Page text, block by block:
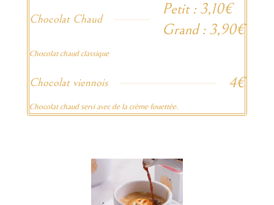
Chocolat Chaud
Petit : 3,10€
Grand : 3,90€
Chocolat chaud classique
Chocolat viennois 4€
Chocolat chaud servi avec de la crème fouettée.